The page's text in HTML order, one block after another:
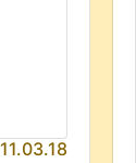
11.03.18